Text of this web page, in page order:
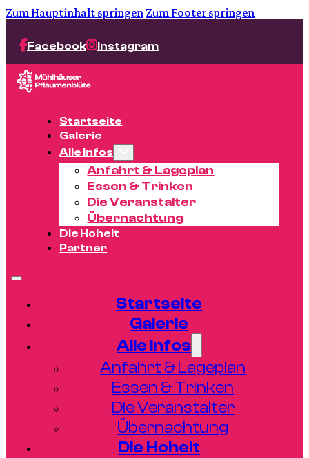
Zum Hauptinhalt springen Zum Footer springen
Facebook Instagram
Startseite
Galerie
Alle Infos
Anfahrt & Lageplan
Essen & Trinken
Die Veranstalter
Übernachtung
Die Hoheit
Partner
Startseite
Galerie
Alle Infos
Anfahrt & Lageplan
Essen & Trinken
Die Veranstalter
Übernachtung
Die Hoheit